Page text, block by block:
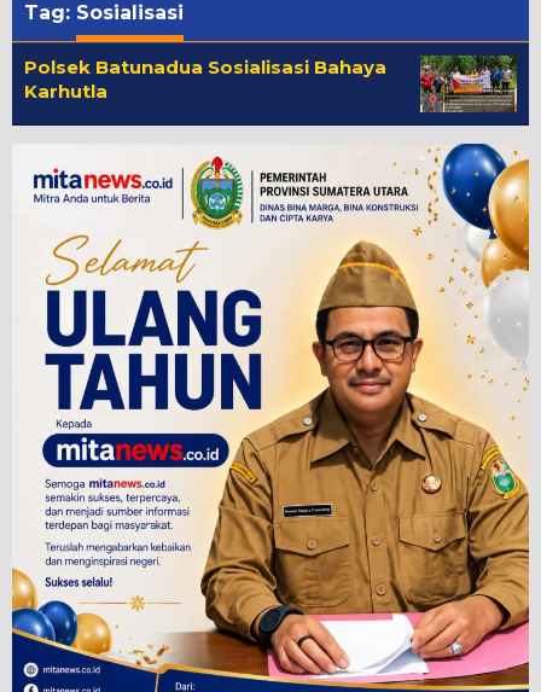
Tag: Sosialisasi
Polsek Batunadua Sosialisasi Bahaya
Karhutla